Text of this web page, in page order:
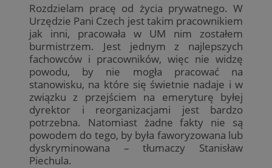
Rozdzielam pracę od życia prywatnego. W
Urzędzie Pani Czech jest takim pracownikiem
jak inni, pracowała w UM nim zostałem
burmistrzem. Jest jednym z najlepszych
fachowców i pracowników, więc nie widzę
powodu, by nie mogła pracować na
stanowisku, na które się świetnie nadaje i w
związku z przejściem na emeryturę byłej
dyrektor i reorganizacjami jest bardzo
potrzebna. Natomiast żadne fakty nie są
powodem do tego, by była faworyzowana lub
dyskryminowana – tłumaczy Stanisław
Piechula.